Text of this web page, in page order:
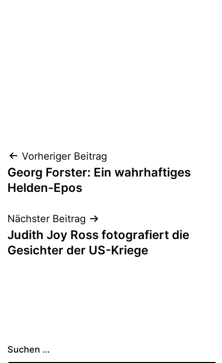
Beitragsnavigation
Vorheriger Beitrag
Georg Forster: Ein wahrhaftiges
Helden-Epos
Nächster Beitrag
Judith Joy Ross fotografiert die
Gesichter der US-Kriege
Suchen …